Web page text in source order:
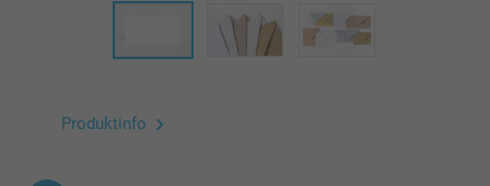
Produktinfo